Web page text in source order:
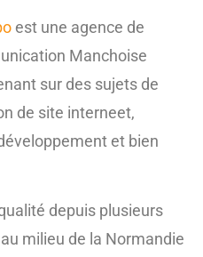
est une agence de
Manchoise
sur des sujets de
de site interneet,
et bien
depuis plusieurs
milieu de la Normandie